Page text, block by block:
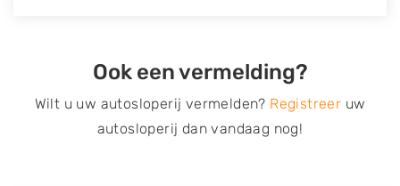
Ook een vermelding?
Wilt u uw autosloperij vermelden? Registreer uw
autosloperij dan vandaag nog!